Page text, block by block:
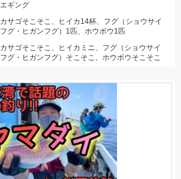
エギング
カサゴそこそこ、ヒイカ14杯、フグ（ショウサイ
フグ・ヒガンフグ）1匹、ホウボウ1匹
カサゴそこそこ、ヒイカミニ、フグ（ショウサイ
フグ・ヒガンフグ）そこそこ、ホウボウそこそこ